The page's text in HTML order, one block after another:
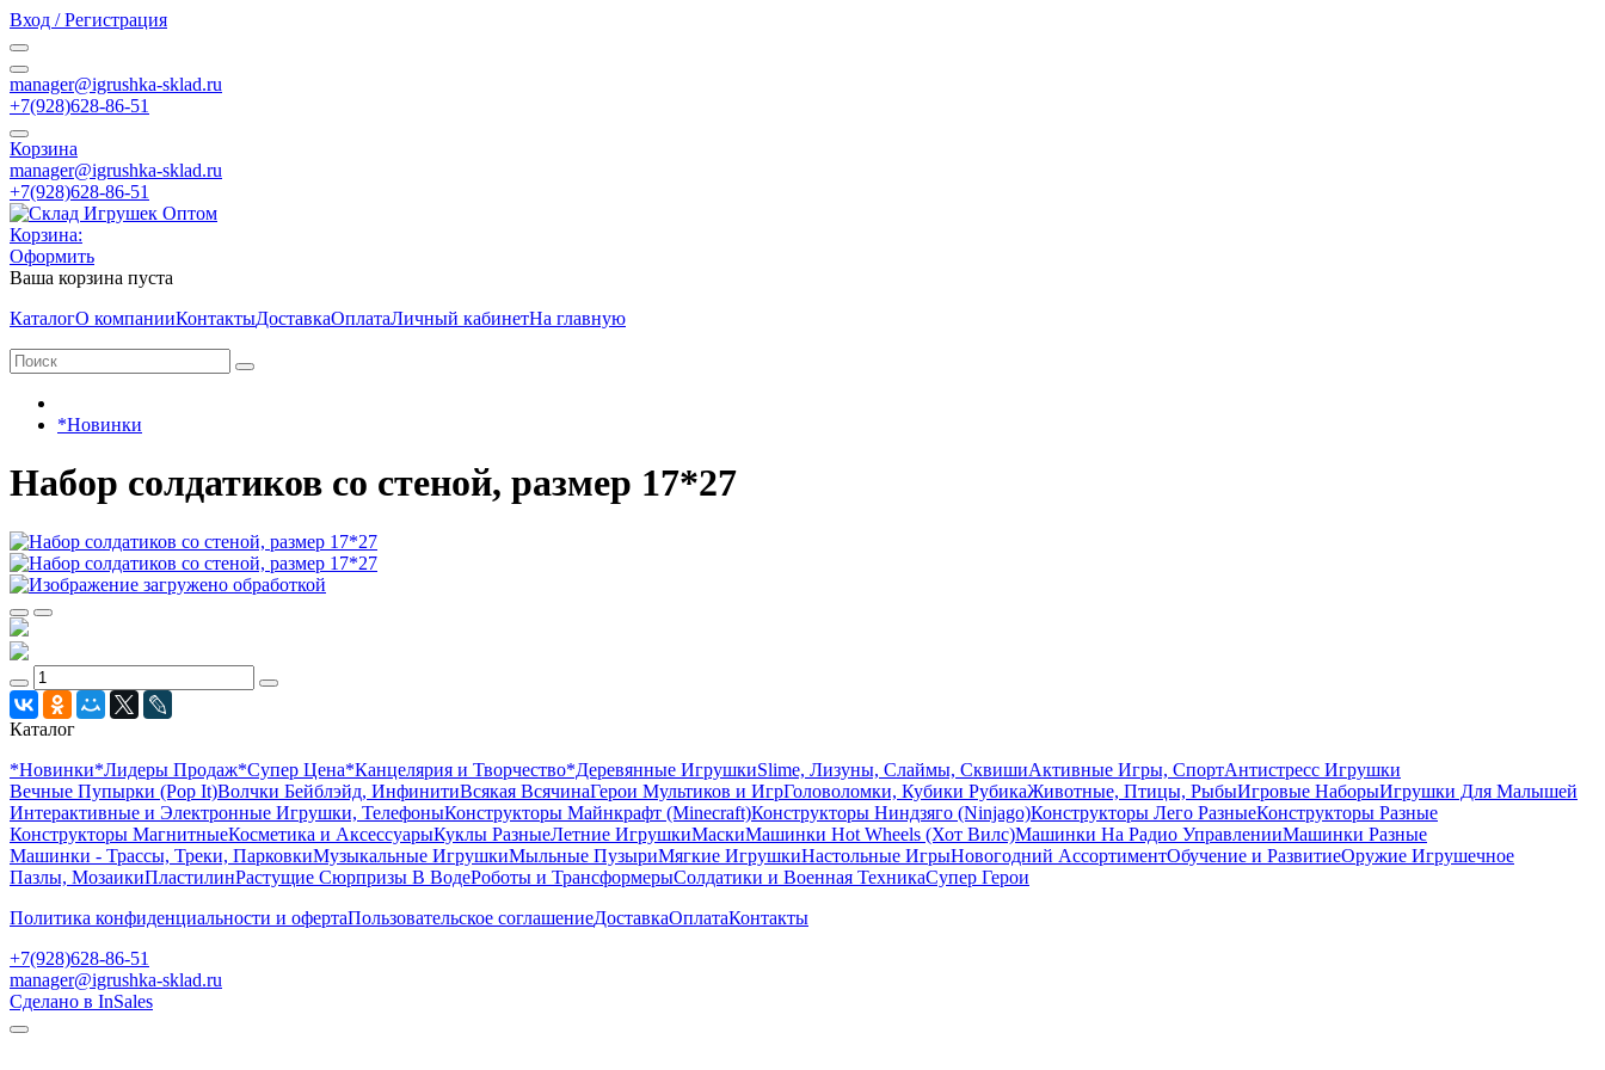
Вход / Регистрация
manager@igrushka-sklad.ru
+7(928)628-86-51
Корзина
manager@igrushka-sklad.ru
+7(928)628-86-51
Корзина:
Оформить
Ваша корзина пуста
КаталогО компанииКонтактыДоставкаОплатаЛичный кабинетНа главную
*Новинки
Набор солдатиков со стеной, размер 17*27
Каталог
*Новинки*Лидеры Продаж*Супер Цена*Канцелярия и Творчество*Деревянные ИгрушкиSlime, Лизуны, Слаймы, СквишиАктивные Игры, СпортАнтистресс Игрушки
Вечные Пупырки (Pop It)Волчки Бейблэйд, ИнфинитиВсякая ВсячинаГерои Мультиков и ИгрГоловоломки, Кубики РубикаЖивотные, Птицы, РыбыИгровые НаборыИгрушки Для Малышей
Интерактивные и Электронные Игрушки, ТелефоныКонструкторы Майнкрафт (Minecraft)Конструкторы Ниндзяго (Ninjago)Конструкторы Лего РазныеКонструкторы Разные
Конструкторы МагнитныеКосметика и АксессуарыКуклы РазныеЛетние ИгрушкиМаскиМашинки Hot Wheels (Хот Вилс)Машинки На Радио УправленииМашинки Разные
Машинки - Трассы, Треки, ПарковкиМузыкальные ИгрушкиМыльные ПузыриМягкие ИгрушкиНастольные ИгрыНовогодний АссортиментОбучение и РазвитиеОружие Игрушечное
Пазлы, МозаикиПластилинРастущие Сюрпризы В ВодеРоботы и ТрансформерыСолдатики и Военная ТехникаСупер Герои
Политика конфиденциальности и офертаПользовательское соглашениеДоставкаОплатаКонтакты
+7(928)628-86-51
manager@igrushka-sklad.ru
Сделано в InSales